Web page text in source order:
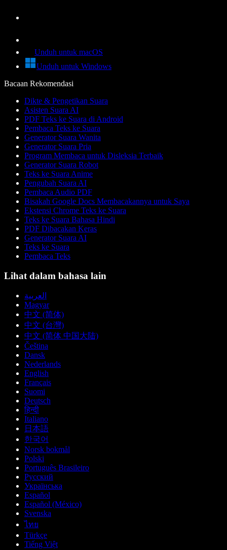
Unduh untuk macOS
Unduh untuk Windows
Bacaan Rekomendasi
Dikte & Pengetikan Suara
Asisten Suara AI
PDF Teks ke Suara di Android
Pembaca Teks ke Suara
Generator Suara Wanita
Generator Suara Pria
Program Membaca untuk Disleksia Terbaik
Generator Suara Robot
Teks ke Suara Anime
Pengubah Suara AI
Pembaca Audio PDF
Bisakah Google Docs Membacakannya untuk Saya
Ekstensi Chrome Teks ke Suara
Teks ke Suara Bahasa Hindi
PDF Dibacakan Keras
Generator Suara AI
Teks ke Suara
Pembaca Teks
Lihat dalam bahasa lain
العربية
Magyar
中文 (简体)
中文 (台灣)
中文 (简体 中国大陆)
Čeština
Dansk
Nederlands
English
Français
Suomi
Deutsch
हिन्दी
Italiano
日本語
한국어
Norsk bokmål
Polski
Português Brasileiro
Русский
Українська
Español
Español (México)
Svenska
ไทย
Türkçe
Tiếng Việt